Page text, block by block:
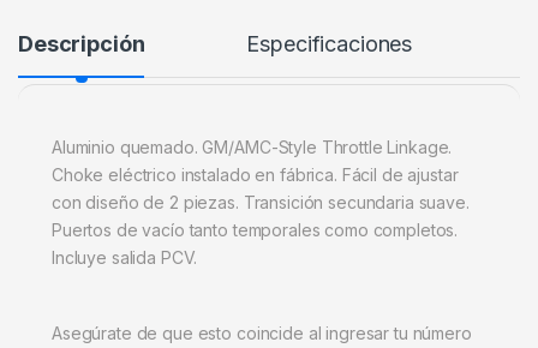
Descripción Especificaciones
Aluminio quemado. GM/AMC-Style Throttle Linkage.
Choke eléctrico instalado en fábrica. Fácil de ajustar
con diseño de 2 piezas. Transición secundaria suave.
Puertos de vacío tanto temporales como completos.
Incluye salida PCV.
Asegúrate de que esto coincide al ingresar tu número